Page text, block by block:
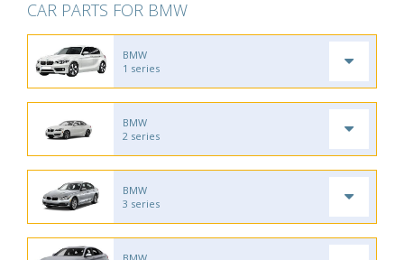
CAR PARTS FOR BMW
BMW
1 series
BMW
2 series
BMW
3 series